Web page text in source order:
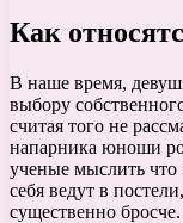
Как
В наше время,
выбору
считая того не
напарника юноши
ученые мыслить
себя ведут в
существенно бросче.